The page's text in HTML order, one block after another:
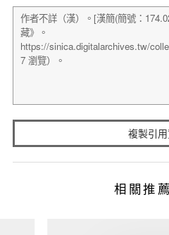
複製引
相關推